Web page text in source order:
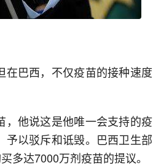
巴西，不仅疫苗的接种速度
，他说这是他唯一会支持的疫
予以驳斥和诋毁。巴西卫生部
多达7000万剂疫苗的提议。